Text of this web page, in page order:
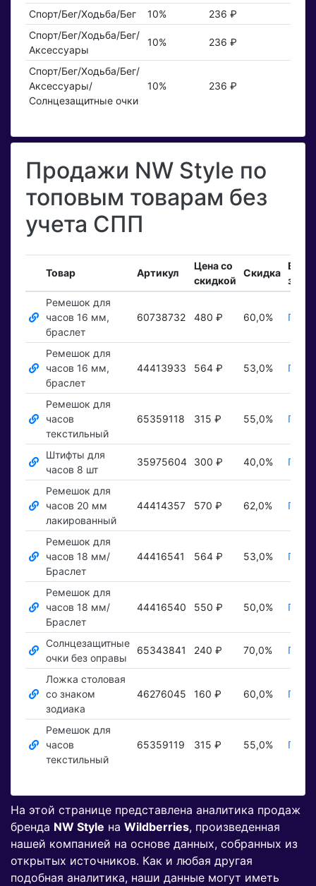
Спорт/Бег/Ходьба/Бег 10%
236 ₽
Спорт/Бег/Ходьба/Бег/
Аксессуары
10% 236 ₽
Спорт/Бег/Ходьба/Бег/
Аксессуары/
Солнцезащитные очки
10% 236 ₽
Продажи NW Style по
топовым товарам без
учета СПП
Товар Артикул
Цена со
скидкой
Скидка
Ремешок для
часов 16 мм,
браслет
60738732 480 ₽ 60,0%
Ремешок для
часов 16 мм,
браслет
44413933 564 ₽ 53,0%
Ремешок для
часов
текстильный
65359118 315 ₽ 55,0%
Штифты для
часов 8 шт
35975604 300 ₽ 40,0%
Ремешок для
часов 20 мм
лакированный
44414357 570 ₽ 62,0%
Ремешок для
часов 18 мм/
Браслет
44416541 564 ₽ 53,0%
Ремешок для
часов 18 мм/
Браслет
44416540 550 ₽ 50,0%
Солнцезащитные
очки без оправы
65343841 240 ₽ 70,0%
Ложка столовая
со знаком
зодиака
46276045 160 ₽ 60,0%
Ремешок для
часов
текстильный
65359119 315 ₽ 55,0%
На этой странице представлена аналитика продаж
бренда NW Style на Wildberries, произведенная
нашей компанией на основе данных, собранных из
открытых источников. Как и любая другая
подобная аналитика, наши данные могут иметь